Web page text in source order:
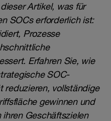
Artikel, was für
SOCs erforderlich ist:
Prozesse
Erfahren Sie, wie
SOC-
reduzieren, vollständige
gewinnen und
Geschäftszielen